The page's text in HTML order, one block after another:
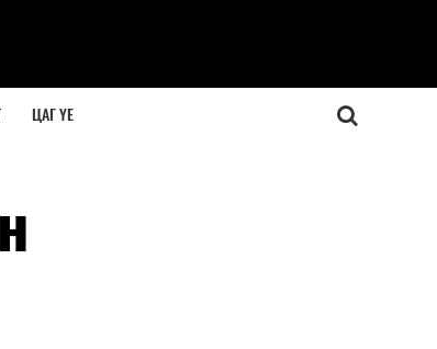
ЦАГ ҮЕ